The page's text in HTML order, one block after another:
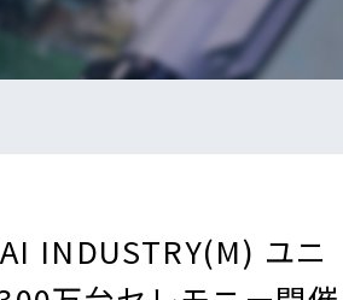
INDUSTRY(M) ユニ